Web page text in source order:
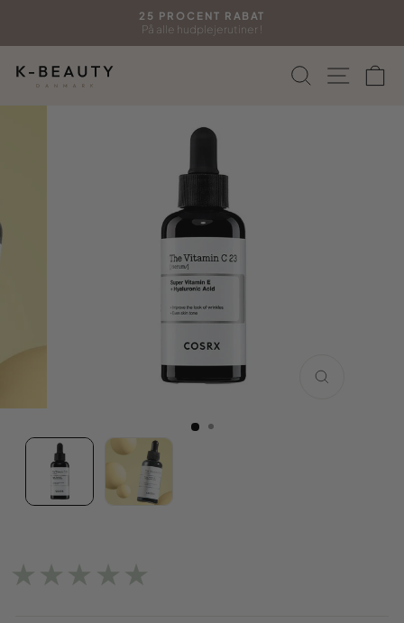
indhold
Sæt
25 PROCENT RABAT
På alle hudplejerutiner !
Søg Side
★★★★★